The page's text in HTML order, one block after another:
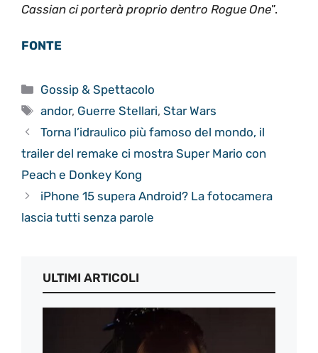
Cassian ci porterà proprio dentro Rogue One”.
FONTE
Categorie
Gossip & Spettacolo
Tag
andor, Guerre Stellari,Star Wars
Torna l’idraulico più famoso del mondo, il
trailer del remake ci mostra Super Mario con
Peach e Donkey Kong
iPhone 15 supera Android? La fotocamera
lascia tutti senza parole
ULTIMI ARTICOLI